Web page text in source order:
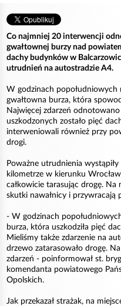
Co najmniej 20 interwencji
gwałtownej burzy nad
dachy budynków w
utrudnień na autostradzie A4.
W godzinach popołudniowych
gwałtowna burza, która
Najwięcej zdarzeń
uszkodzonych zostało pięć
interweniowali również przy
drogi.
Poważne utrudnienia
kilometrze w kierunku
całkowicie tarasując drogę. Na
skutki nawałnicy i przywracają
- W godzinach
burza, która uszkodziła pięć
Mieliśmy także zdarzenie na
drzewo zatarasowało drogę.
zdarzeń - poinformował st.
komendanta powiatowego
Opolskich.
Jak przekazał strażak, na